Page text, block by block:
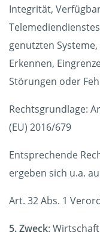
Integrität,
genutzten
Erkennen,
Störungen oder
Rechtsgrundlage:
(EU) 2016/679
Entsprechende
ergeben sich u.a.
Art. 32 Abs. 1
5. Zweck: